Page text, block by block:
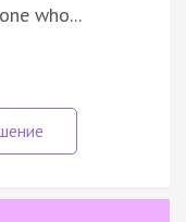
who...